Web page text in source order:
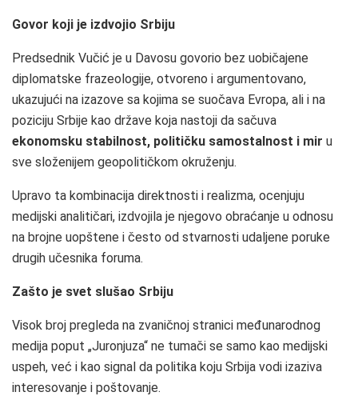
Govor koji je izdvojio Srbiju
Predsednik Vučić je u Davosu govorio bez uobičajene
diplomatske frazeologije, otvoreno i argumentovano,
ukazujući na izazove sa kojima se suočava Evropa, ali i na
poziciju Srbije kao države koja nastoji da sačuva
ekonomsku stabilnost, političku samostalnost i mir u
sve složenijem geopolitičkom okruženju.
Upravo ta kombinacija direktnosti i realizma, ocenjuju
medijski analitičari, izdvojila je njegovo obraćanje u odnosu
na brojne uopštene i često od stvarnosti udaljene poruke
drugih učesnika foruma.
Zašto je svet slušao Srbiju
Visok broj pregleda na zvaničnoj stranici međunarodnog
medija poput „Juronjuza“ ne tumači se samo kao medijski
uspeh, već i kao signal da politika koju Srbija vodi izaziva
interesovanje i poštovanje.